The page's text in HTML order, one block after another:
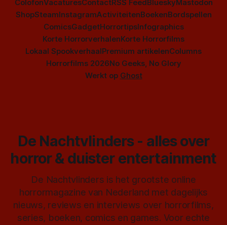
ColofonVacaturesContactRSS FeedBlueskyMastodon
ShopSteamInstagramActiviteitenBoekenBordspellen
ComicsGadgetHorrortipsInfographics
Korte HorrorverhalenKorte Horrorfilms
Lokaal SpookverhaalPremium artikelenColumns
Horrorfilms 2026No Geeks, No Glory
Werkt op Ghost
De Nachtvlinders - alles over
horror & duister entertainment
De Nachtvlinders is het grootste online
horrormagazine van Nederland met dagelijks
nieuws, reviews en interviews over horrorfilms,
series, boeken, comics en games. Voor echte